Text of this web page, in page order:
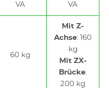
VA
VA
60 kg
Mit Z-
Achse: 160
kg
Mit ZX-
Brücke:
200 kg